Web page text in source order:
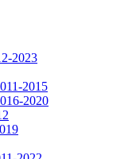
2023
2015
2020